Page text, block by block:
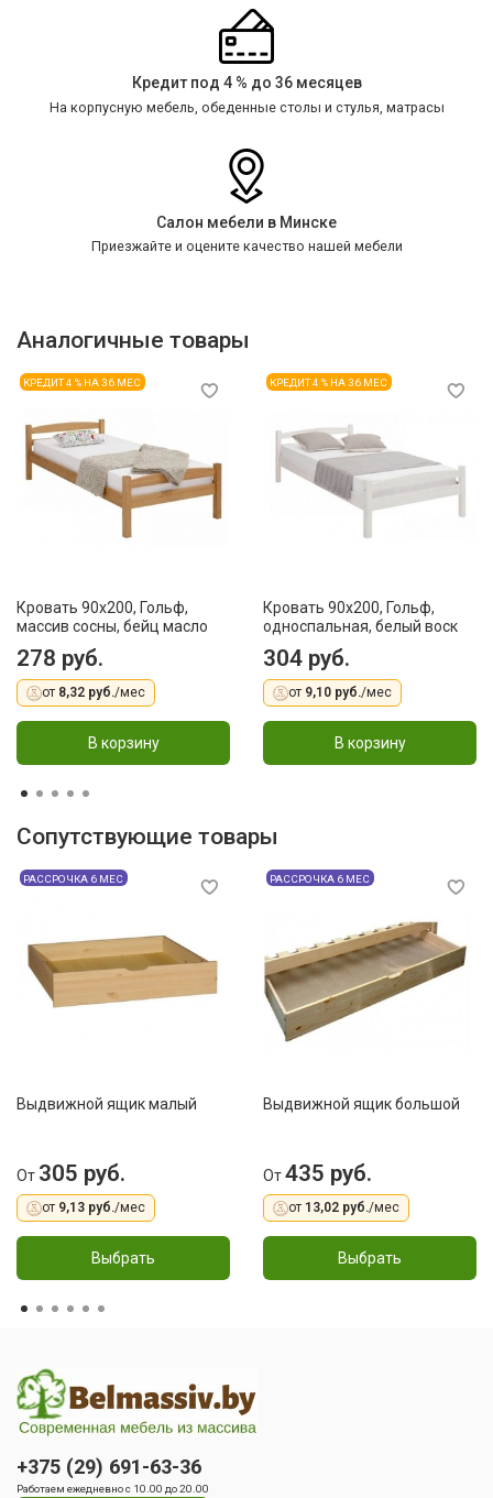
Кредит под 4 % до 36 месяцев
На корпусную мебель, обеденные столы и стулья, матрасы
Салон мебели в Минске
Приезжайте и оцените качество нашей мебели
Аналогичные товары
КРЕДИТ 4 % НА 36 МЕС
Кровать 90x200, Гольф,
массив сосны, бейц масло
278 руб.
от 8,32 руб./мес
В корзину
КРЕДИТ 4 % НА 36 МЕС
Кровать 90x200, Гольф,
односпальная, белый воск
304 руб.
от 9,10 руб./мес
В корзину
Сопутствующие товары
РАССРОЧКА 6 МЕС
Выдвижной ящик малый
От 305 руб.
от 9,13 руб./мес
Выбрать
РАССРОЧКА 6 МЕС
Выдвижной ящик большой
От435 руб.
от 13,02 руб./мес
Выбрать
+375 (29) 691-63-36
Работаем ежедневно с 10.00 до 20.00